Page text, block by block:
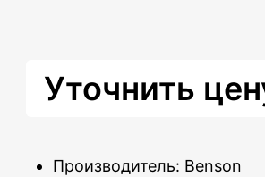
Уточнить
Производитель: Benson